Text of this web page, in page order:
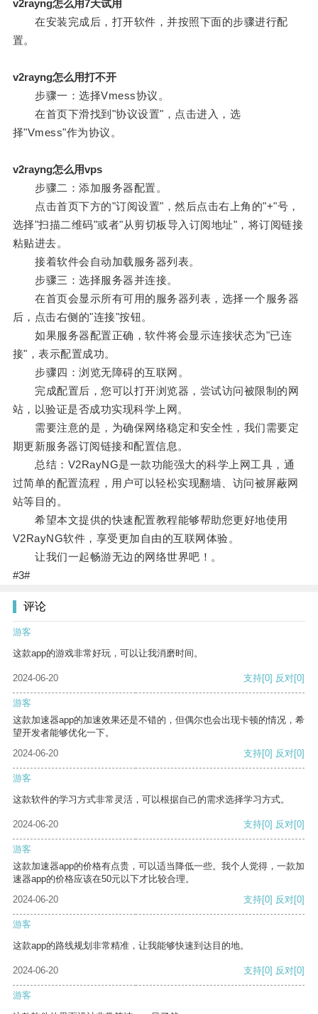
v2rayng怎么用7天试用
在安装完成后，打开软件，并按照下面的步骤进行配
置。
v2rayng怎么用打不开
步骤一：选择Vmess协议。
在首页下滑找到"协议设置"，点击进入，选
择"Vmess"作为协议。
v2rayng怎么用vps
步骤二：添加服务器配置。
点击首页下方的"订阅设置"，然后点击右上角的"+"号，
选择"扫描二维码"或者"从剪切板导入订阅地址"，将订阅链接
粘贴进去。
接着软件会自动加载服务器列表。
步骤三：选择服务器并连接。
在首页会显示所有可用的服务器列表，选择一个服务器
后，点击右侧的"连接"按钮。
如果服务器配置正确，软件将会显示连接状态为"已连
接"，表示配置成功。
步骤四：浏览无障碍的互联网。
完成配置后，您可以打开浏览器，尝试访问被限制的网
站，以验证是否成功实现科学上网。
需要注意的是，为确保网络稳定和安全性，我们需要定
期更新服务器订阅链接和配置信息。
总结：V2RayNG是一款功能强大的科学上网工具，通
过简单的配置流程，用户可以轻松实现翻墙、访问被屏蔽网
站等目的。
希望本文提供的快速配置教程能够帮助您更好地使用
V2RayNG软件，享受更加自由的互联网体验。
让我们一起畅游无边的网络世界吧！。
#3#
评论
游客
这款app的游戏非常好玩，可以让我消磨时间。
2024-06-20 支持[0] 反对[0]
游客
这款加速器app的加速效果还是不错的，但偶尔也会出现卡顿的情况，希
望开发者能够优化一下。
2024-06-20
支持[0] 反对[0]
游客
这款软件的学习方式非常灵活，可以根据自己的需求选择学习方式。
2024-06-20 支持[0] 反对[0]
游客
这款加速器app的价格有点贵，可以适当降低一些。我个人觉得，一款加
速器app的价格应该在50元以下才比较合理。
2024-06-20
支持[0] 反对[0]
游客
这款app的路线规划非常精准，让我能够快速到达目的地。
2024-06-20 支持[0] 反对[0]
游客